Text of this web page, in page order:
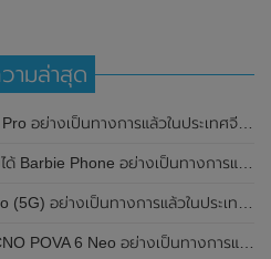
ามล่าสุด
ไซน์พรีเมี่ยม ทนทาน และแบตเตอรี่สุดอึดขนาดใหญ่ 6,500mAh พร้อมรองรับการชาร์จไว 80W
อย่างเป็นทางการแล้ว มาพร้อมธีมสีชมพูสดใส
อย่างเป็นทางการแล้วในประเทศอินเดีย
อย่างเป็นทางการแล้วในประเทศไทย ในราคา 8,499 บาท